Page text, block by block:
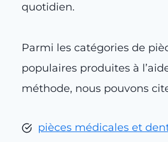
quotidien.
Parmi les catégories de
populaires produites à
méthode, nous pouvons
pièces médicales et